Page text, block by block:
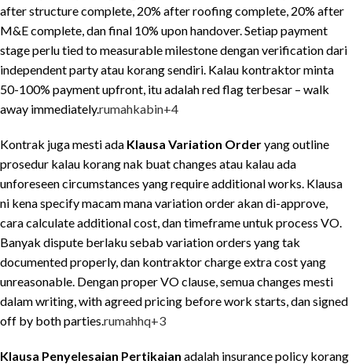
after structure complete, 20% after roofing complete, 20% after
M&E complete, dan final 10% upon handover. Setiap payment
stage perlu tied to measurable milestone dengan verification dari
independent party atau korang sendiri. Kalau kontraktor minta
50-100% payment upfront, itu adalah red flag terbesar – walk
away immediately.rumahkabin+4
Kontrak juga mesti ada Klausa Variation Orderyang outline
prosedur kalau korang nak buat changes atau kalau ada
unforeseen circumstances yang require additional works. Klausa
ni kena specify macam mana variation order akan di-approve,
cara calculate additional cost, dan timeframe untuk process VO.
Banyak dispute berlaku sebab variation orders yang tak
documented properly, dan kontraktor charge extra cost yang
unreasonable. Dengan proper VO clause, semua changes mesti
dalam writing, with agreed pricing before work starts, dan signed
off by both parties.rumahhq+3
Klausa Penyelesaian Pertikaian adalah insurance policy korang